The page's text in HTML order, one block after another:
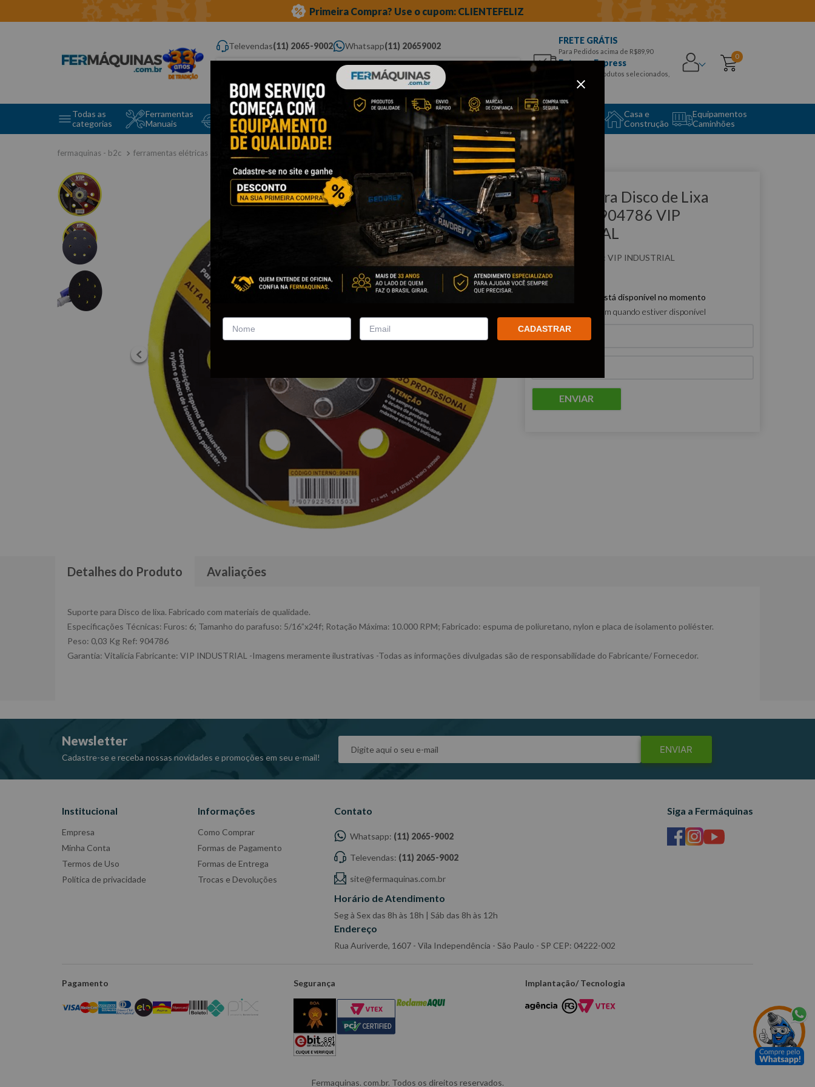
Primeira Compra? Use o cupom: CLIENTEFELIZ
Televendas(11) 2065-9002 Whatsapp(11) 20659002
Digite aqui o que você procura...
FRETE GRÁTIS
Para Pedidos acima de R$89,90
Entrega Express
para CEPS e produtos selecionados,
Aproveite!
0
Todas as
categorias
Ferramentas
Manuais
Ferramentas Elétricas
e Máquinas
Ferramentas
Ferramentas
Automotivas Especiais
Equipamento
Auto Center
Casa e
Construção
Equipamentos
Caminhões
ferramentas elétricas e máquinas acessórios elétricos acessórios para lixadeira e politriz
Clique e veja!
Suporte para Disco de Lixa
150mm – 904786 VIP
INDUSTRIAL
:904786 VIP INDUSTRIAL
Este produto não está disponível no momento
Quero que me avisem quando estiver disponível
ENVIAR
Detalhes do Produto Avaliações
Suporte para Disco de lixa. Fabricado com materiais de qualidade.
Especificações Técnicas: Furos: 6; Tamanho do parafuso: 5/16”x24f; Rotação Máxima: 10.000 RPM; Fabricado: espuma de poliuretano, nylon e placa de isolamento poliéster.
Peso: 0,03 Kg Ref: 904786
Garantia: Vitalícia Fabricante: VIP INDUSTRIAL -Imagens meramente ilustrativas -Todas as informações divulgadas são de responsabilidade do Fabricante/ Fornecedor.
Newsletter
Cadastre-se e receba nossas novidades e promoções em seu e-mail!
ENVIAR
Institucional
Empresa
Minha Conta
Termos de Uso
Política de privacidade
Informações
Como Comprar
Formas de Pagamento
Formas de Entrega
Trocas e Devoluções
Contato
Whatsapp: (11) 2065-9002
Televendas: (11) 2065-9002
site@fermaquinas.com.br
Horário de Atendimento
Seg à Sex das 8h às 18h | Sáb das 8h às 12h
Endereço
Rua Auriverde, 1607 - Vila Independência - São Paulo - SP CEP: 04222-002
Siga a Fermáquinas
Pagamento Segurança Implantação/ Tecnologia
Fermaquinas. com.br. Todos os direitos reservados.
CADASTRAR